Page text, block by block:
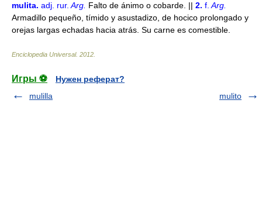
mulita. adj. rur. Arg. Falto de ánimo o cobarde. || 2. f. Arg.
Armadillo pequeño, tímido y asustadizo, de hocico prolongado y
orejas largas echadas hacia atrás. Su carne es comestible.
Enciclopedia Universal. 2012
Игры ⚽
Нужен реферат?
mulilla
mulito